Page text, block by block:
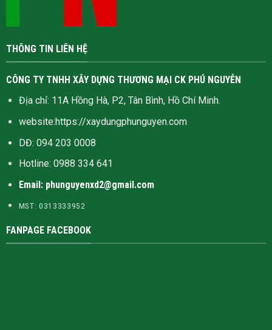
THÔNG TIN LIÊN HỆ
CÔNG TY TNHH XÂY DỰNG THƯƠNG MẠI CK PHÚ NGUYỄN
Địa chỉ: 11A Hồng Hà, P2, Tân Bình, Hồ Chí Minh.
website:https://xaydungphunguyen.com
DĐ: 094 203 0008
Hotline: 0988 334 641
Email: phunguyenxd2@gmail.com
MST: 0313333952
FANPAGE FACEBOOK